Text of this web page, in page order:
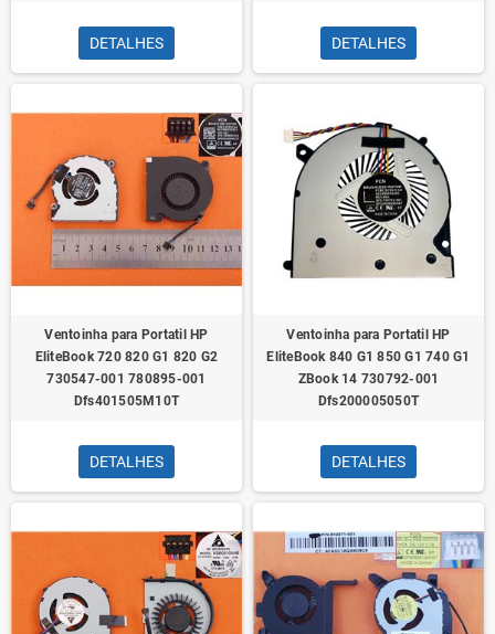
DETALHES DETALHES
Ventoinha para Portatil HP
EliteBook 720 820 G1 820 G2
730547-001 780895-001
Dfs401505M10T
DETALHES
Ventoinha para Portatil HP
EliteBook 840 G1 850 G1 740 G1
ZBook 14 730792-001
Dfs200005050T
DETALHES